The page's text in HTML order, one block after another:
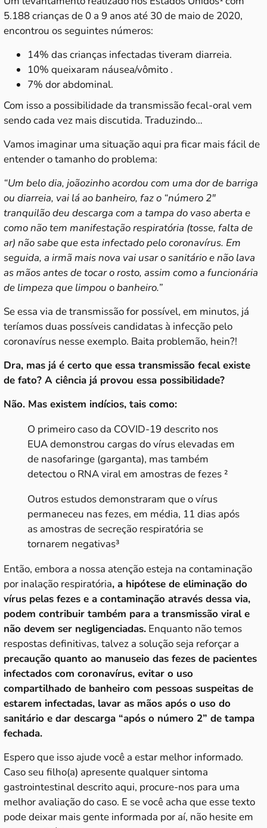
5.188 crianças de 0 a 9 anos até 30 de maio de 2020,
encontrou os seguintes números:
14% das crianças infectadas tiveram diarreia.
10% queixaram náusea/vômito .
7% dor abdominal.
Com isso a possibilidade da transmissão fecal-oral vem
sendo cada vez mais discutida. Traduzindo…
Vamos imaginar uma situação aqui pra ficar mais fácil de
entender o tamanho do problema:
“Um belo dia, joãozinho acordou com uma dor de barriga
ou diarreia, vai lá ao banheiro, faz o “número 2″
tranquilão deu descarga com a tampa do vaso aberta e
como não tem manifestação respiratória (tosse, falta de
ar) não sabe que esta infectado pelo coronavírus. Em
seguida, a irmã mais nova vai usar o sanitário e não lava
as mãos antes de tocar o rosto, assim como a funcionária
de limpeza que limpou o banheiro.”
Se essa via de transmissão for possível, em minutos, já
teríamos duas possíveis candidatas à infecção pelo
coronavírus nesse exemplo. Baita problemão, hein?!
Dra, mas já é certo que essa transmissão fecal existe
de fato? A ciência já provou essa possibilidade?
Não. Mas existem indícios, tais como:
O primeiro caso da COVID-19 descrito nos
EUA demonstrou cargas do vírus elevadas em
de nasofaringe (garganta), mas também
detectou o RNA viral em amostras de fezes ²
Outros estudos demonstraram que o vírus
permaneceu nas fezes, em média, 11 dias após
as amostras de secreção respiratória se
tornarem negativas³
Então, embora a nossa atenção esteja na contaminação
por inalação respiratória, a hipótese de eliminação do
vírus pelas fezes e a contaminação através dessa via,
podem contribuir também para a transmissão viral e
não devem ser negligenciadas. Enquanto não temos
respostas definitivas, talvez a solução seja reforçar a
precaução quanto ao manuseio das fezes de pacientes
infectados com coronavírus, evitar o uso
compartilhado de banheiro com pessoas suspeitas de
estarem infectadas, lavar as mãos após o uso do
sanitário e dar descarga “após o número 2” de tampa
fechada.
Espero que isso ajude você a estar melhor informado.
Caso seu filho(a) apresente qualquer sintoma
gastrointestinal descrito aqui, procure-nos para uma
melhor avaliação do caso. E se você acha que esse texto
pode deixar mais gente informada por aí, não hesite em